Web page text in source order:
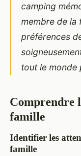
camping
membre de la
préférences
tout le monde
Comprendre
famille
Identifier les
famille